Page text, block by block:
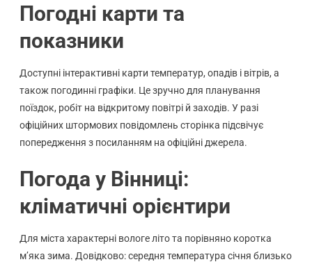
Погодні карти та
показники
Доступні інтерактивні карти температур, опадів і вітрів, а
також погодинні графіки. Це зручно для планування
поїздок, робіт на відкритому повітрі й заходів. У разі
офіційних штормових повідомлень сторінка підсвічує
попередження з посиланням на офіційні джерела.
Погода у Вінниці:
кліматичні орієнтири
Для міста характерні вологе літо та порівняно коротка
м’яка зима. Довідково: середня температура січня близько